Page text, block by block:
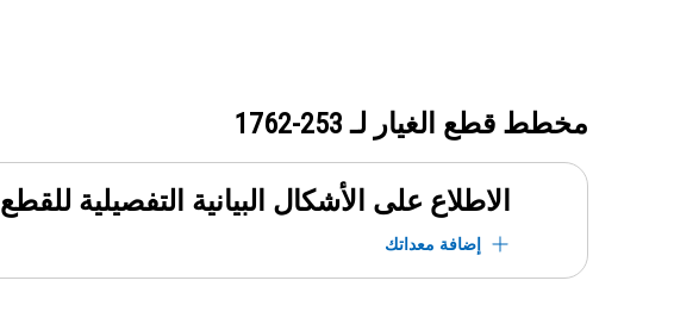
مخطط قطع الغيار لـ 253-1762
الاطلاع على الأشكال البيانية التفصيلية للقطع
إضافة معداتك